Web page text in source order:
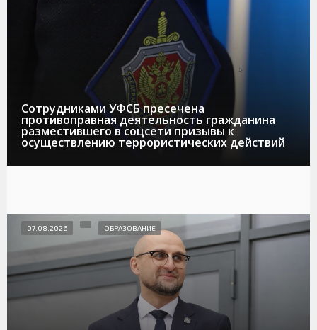
Сотрудниками УФСБ пресечена
противоправная деятельность гражданина
разместившего в соцсети призывы к
осуществлению террористических действий
07.08.2026 ОБРАЗОВАНИЕ